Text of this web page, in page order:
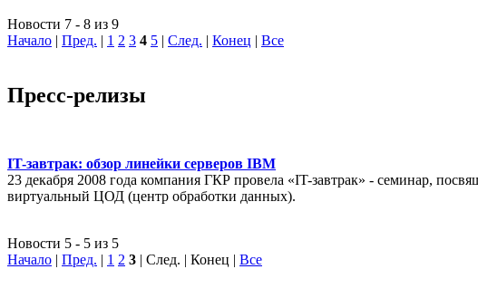
Новости 7 - 8 из 9
Начало | Пред. | 1 2 3 4 5 | След. | Конец | Все
Пресс-релизы
IT-завтрак: обзор линейки серверов IBM
23 декабря 2008 года компания ГКР провела «IT-завтрак» - семинар,
виртуальный ЦОД (центр обработки данных).
Новости 5 - 5 из 5
Начало | Пред. | 1 2 3 | След. | Конец | Все